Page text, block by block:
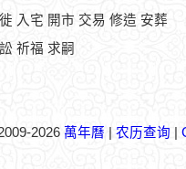
入宅 開市 交易 修造 安葬
祈福 求嗣
2026 萬年曆 农历查询